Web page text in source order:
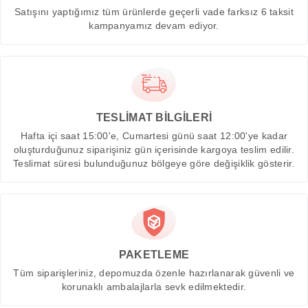
Satışını yaptığımız tüm ürünlerde geçerli vade farksız 6 taksit
kampanyamız devam ediyor.
TESLİMAT BİLGİLERİ
Hafta içi saat 15:00'e, Cumartesi günü saat 12:00'ye kadar
oluşturduğunuz siparişiniz gün içerisinde kargoya teslim edilir.
Teslimat süresi bulunduğunuz bölgeye göre değişiklik gösterir.
PAKETLEME
Tüm siparişleriniz, depomuzda özenle hazırlanarak güvenli ve
korunaklı ambalajlarla sevk edilmektedir.